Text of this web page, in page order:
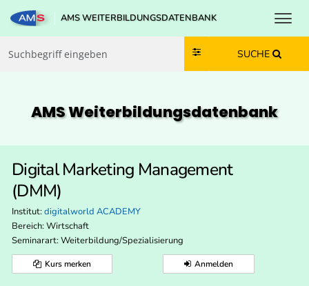
Zum Inhalt springen
Zum Navmenü springen
Zur Suche springen
Zur Footer springen
AMS WEITERBILDUNGSDATENBANK
SUCHE
AMS Weiterbildungs­datenbank
Digital Marketing Management
(DMM)
Institut: digitalworld ACADEMY
Bereich: Wirtschaft
Seminarart: Weiterbildung/Spezialisierung
Kurs merken Anmelden